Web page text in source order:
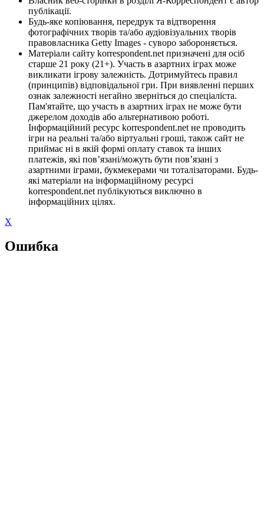
публікації.
Будь-яке копіювання, передрук та відтворення
фотографічних творів та/або аудіовізуальних творів
правовласника Getty Images - суворо забороняється.
Матеріали сайту korrespondent.net призначені для осіб
старше 21 року (21+). Участь в азартних іграх може
викликати ігрову залежність. Дотримуйтесь правил
(принципів) відповідальної гри. При виявленні перших
ознак залежності негайно зверніться до спеціаліста.
Пам'ятайте, що участь в азартних іграх не може бути
джерелом доходів або альтернативою роботі.
Інформаційний ресурс korrespondent.net не проводить
ігри на реальні та/або віртуальні гроші, також сайт не
приймає ні в якій формі оплату ставок та інших
платежів, які пов’язані/можуть бути пов’язані з
азартними іграми, букмекерами чи тоталізаторами. Будь-
які матеріали на інформаційному ресурсі
korrespondent.net публікуються виключно в
інформаційних цілях.
X
Ошибка